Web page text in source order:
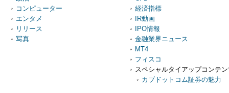
コンピューター
エンタメ
リリース
写真
経済指標
IR動画
IPO情報
金融業界ニュース
MT4
フィスコ
スペシャルタイアップコンテ
カブドットコム証券の魅力